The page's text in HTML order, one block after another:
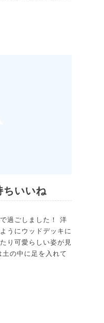
ちいいね
過ごしました！ 洋
うにウッドデッキに
り可愛らしい姿が見
の中に足を入れて